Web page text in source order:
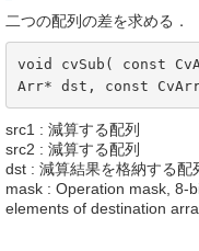
二つの配列の差を求める．
void cvSub( const
Arr* dst, const
src1 : 減算する配列
src2 : 減算する配列
dst : 減算結果を格納する配
mask : Operation mask, 8-
elements of destination